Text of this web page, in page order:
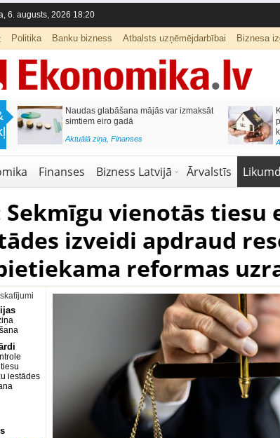
6. augusts, 2026 18:20
Politika Banku bizness Atbalsts uzņēmējdarbībai Biznesa
Naudas glabāšana mājās var izmaksāt
simtiem eiro gadā
Aktuālā ziņa, Finanses
Finanses Bizness Latvijā Ārvalstīs
Sekmīgu vienotās tiesu
izveidi apdraud
reformas
iestādes